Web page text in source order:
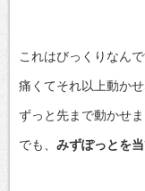
これはびっくりなんで
痛くてそれ以上動か
ずっと先まで動かせま
でも、 みずぽっとを